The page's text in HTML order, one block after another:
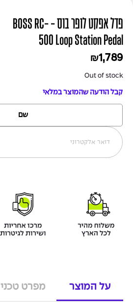
פדל אפקט לופר בוס - BOSS RC-
500 Loop Station Pedal
₪1,789
Out of stock
קבל הודעה שהמוצר במלאי
על המוצר מפרט טכני